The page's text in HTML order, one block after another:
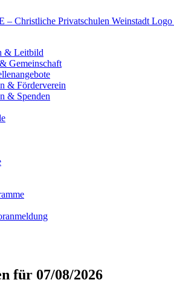
& Leitbild
Gemeinschaft
& Förderverein
& Spenden
für 07/08/2026